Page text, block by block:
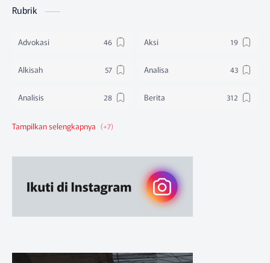
Rubrik
Advokasi Aksi
Alkisah Analisa
Analisis Berita
Berita Federasi
Ruang Belajar Sikap